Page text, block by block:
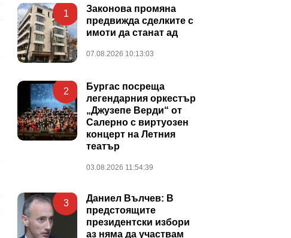
1
Законова промяна
предвижда сделките с
имоти да станат ад
07.08.2026 10:13:03
2
Бургас посреща
легендарния оркестър
„Джузепе Верди“ от
Салерно с виртуозен
концерт на Летния
театър
03.08.2026 11:54:39
3
Даниел Вълчев: В
предстоящите
президентски избори
аз няма да участвам